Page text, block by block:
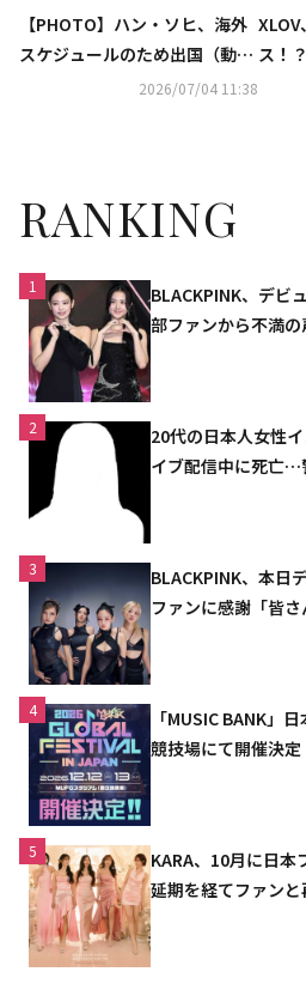
【PHOTO】ハン・ソヒ、海外
スケジュールのため出国（動画
2026/07/04 11:38
ス！
も…
RANKING
1
BLACKPINK、デビ
部ファンから不満
2
20代の日本人女性
イブ配信中に死亡…
3
BLACKPINK、本日
ファンに感謝「皆
4
「MUSIC BANK」
競技場にて開催決
5
KARA、10月に日本
延期を経てファン